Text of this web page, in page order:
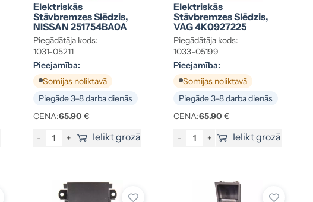
Elektriskās
Stāvbremzes Slēdzis,
NISSAN 251754BA0A
Piegādātāja kods:
1031-05211
Pieejamība:
Somijas noliktavā
Piegāde 3–8 darba dienās
CENA:65.90 €
- + Ielikt grozā
Elektriskās
Stāvbremzes Slēdzis,
VAG 4K0927225
Piegādātāja kods:
1033-05199
Pieejamība:
Somijas noliktavā
Piegāde 3–8 darba dienās
CENA:65.90 €
- + Ielikt grozā